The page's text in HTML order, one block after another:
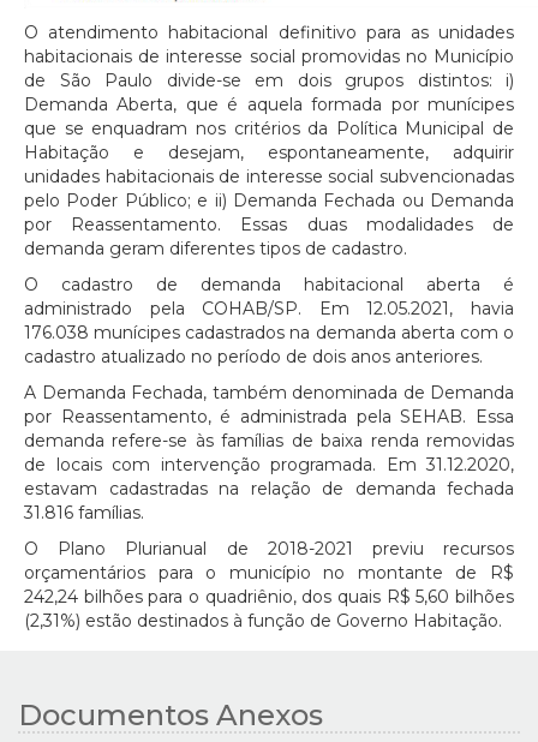
O atendimento habitacional definitivo para as unidades
habitacionais de interesse social promovidas no Município
de São Paulo divide-se em dois grupos distintos: i)
Demanda Aberta, que é aquela formada por munícipes
que se enquadram nos critérios da Política Municipal de
Habitação e desejam, espontaneamente, adquirir
unidades habitacionais de interesse social subvencionadas
pelo Poder Público; e ii) Demanda Fechada ou Demanda
por Reassentamento. Essas duas modalidades de
demanda geram diferentes tipos de cadastro.
O cadastro de demanda habitacional aberta é
administrado pela COHAB/SP. Em 12.05.2021, havia
176.038 munícipes cadastrados na demanda aberta com o
cadastro atualizado no período de dois anos anteriores.
A Demanda Fechada, também denominada de Demanda
por Reassentamento, é administrada pela SEHAB. Essa
demanda refere-se às famílias de baixa renda removidas
de locais com intervenção programada. Em 31.12.2020,
estavam cadastradas na relação de demanda fechada
31.816 famílias.
O Plano Plurianual de 2018-2021 previu recursos
orçamentários para o município no montante de R$
242,24 bilhões para o quadriênio, dos quais R$ 5,60 bilhões
(2,31%) estão destinados à função de Governo Habitação.
Documentos Anexos